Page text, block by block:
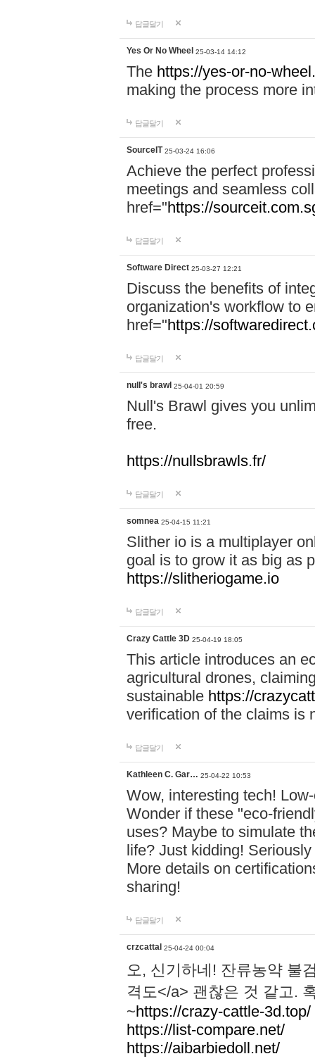
답글달기
Yes Or No Wheel 25-03-14 14:12
The https://yes-or-no-
making the process more
답글달기
SourceIT 25-03-24 16:06
Achieve the perfect
meetings and seamless
href="https://
답글달기
Software Direct 25-03-27 12:21
Discuss the benefits of
organization's workflow to
href="https://
답글달기
null's brawl 25-04-01 20:59
Null's Brawl gives you
free.
https://nullsbrawls.fr/
답글달기
somnea 25-04-15 11:21
Slither io is a multiplayer
goal is to grow it as big as
https://slitheriogame.io
답글달기
Crazy Cattle 3D 25-04-19 18:05
This article introduces an
agricultural drones,
sustainable https://
verification of the claims is
답글달기
Kathleen C. Gar… 25-04-22 10:53
Wow, interesting tech!
Wonder if these "eco-
uses? Maybe to simulate
life? Just kidding!
More details on
sharing!
답글달기
crzcattal 25-04-24 00:04
오, 신기하네! 잔류농약 불
격도</a> 괜찮은 것 같고.
~https://crazy-cattle-3d.top/
https://list-compare.net/
https://aibarbiedoll.net/